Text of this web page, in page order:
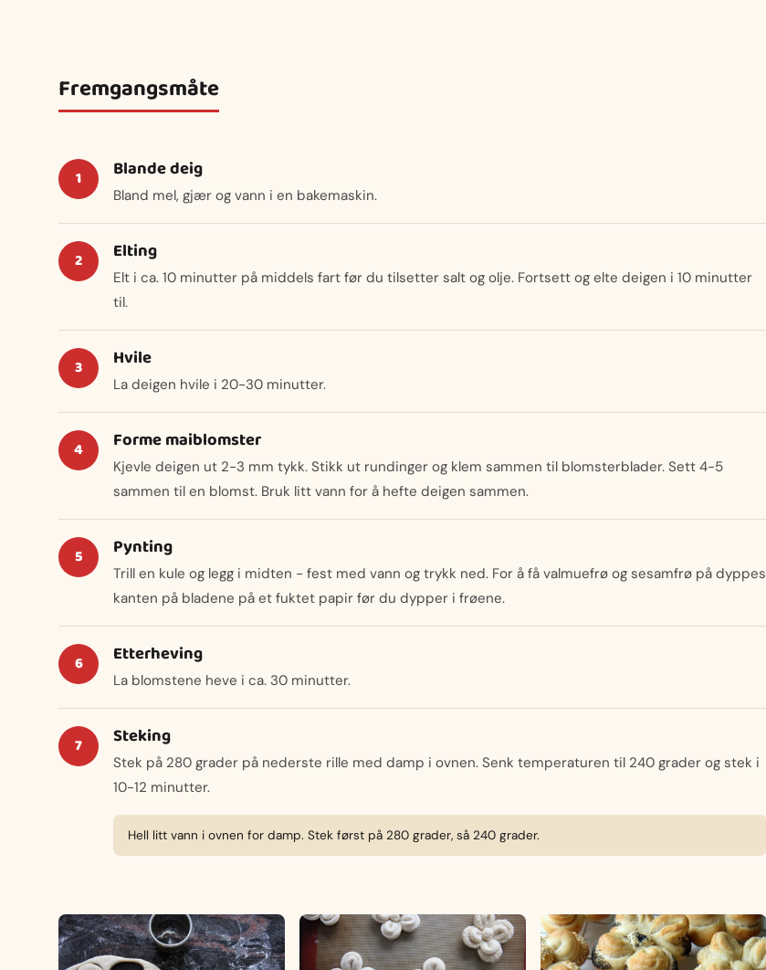
Fremgangsmåte
Blande deig
Bland mel, gjær og vann i en bakemaskin.
Elting
Elt i ca. 10 minutter på middels fart før du tilsetter salt og olje. Fortsett og elte deigen i 10 minutter
til.
Hvile
La deigen hvile i 20-30 minutter.
Forme maiblomster
Kjevle deigen ut 2-3 mm tykk. Stikk ut rundinger og klem sammen til blomsterblader. Sett 4-5
sammen til en blomst. Bruk litt vann for å hefte deigen sammen.
Pynting
Trill en kule og legg i midten - fest med vann og trykk ned. For å få valmuefrø og sesamfrø på dyppes
kanten på bladene på et fuktet papir før du dypper i frøene.
Etterheving
La blomstene heve i ca. 30 minutter.
Steking
Stek på 280 grader på nederste rille med damp i ovnen. Senk temperaturen til 240 grader og stek i
10-12 minutter.
Hell litt vann i ovnen for damp. Stek først på 280 grader, så 240 grader.